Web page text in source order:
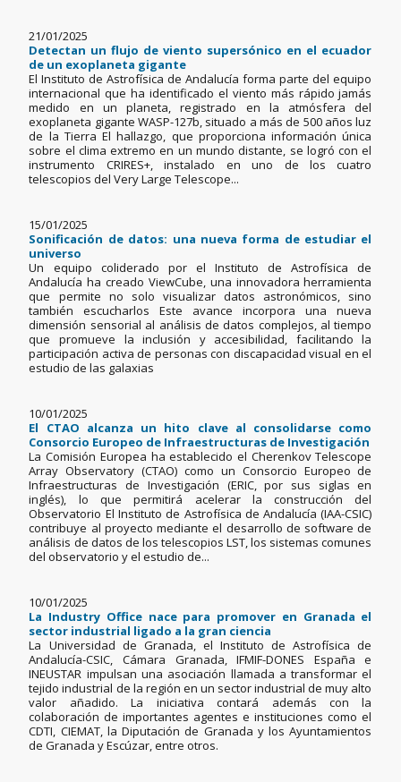
21/01/2025
Detectan un flujo de viento supersónico en el ecuador
de un exoplaneta gigante
El Instituto de Astrofísica de Andalucía forma parte del equipo
internacional que ha identificado el viento más rápido jamás
medido en un planeta, registrado en la atmósfera del
exoplaneta gigante WASP-127b, situado a más de 500 años luz
de la Tierra El hallazgo, que proporciona información única
sobre el clima extremo en un mundo distante, se logró con el
instrumento CRIRES+, instalado en uno de los cuatro
telescopios del Very Large Telescope...
15/01/2025
Sonificación de datos: una nueva forma de estudiar el
universo
Un equipo coliderado por el Instituto de Astrofísica de
Andalucía ha creado ViewCube, una innovadora herramienta
que permite no solo visualizar datos astronómicos, sino
también escucharlos Este avance incorpora una nueva
dimensión sensorial al análisis de datos complejos, al tiempo
que promueve la inclusión y accesibilidad, facilitando la
participación activa de personas con discapacidad visual en el
estudio de las galaxias
10/01/2025
El CTAO alcanza un hito clave al consolidarse como
Consorcio Europeo de Infraestructuras de Investigación
La Comisión Europea ha establecido el Cherenkov Telescope
Array Observatory (CTAO) como un Consorcio Europeo de
Infraestructuras de Investigación (ERIC, por sus siglas en
inglés), lo que permitirá acelerar la construcción del
Observatorio El Instituto de Astrofísica de Andalucía (IAA-CSIC)
contribuye al proyecto mediante el desarrollo de software de
análisis de datos de los telescopios LST, los sistemas comunes
del observatorio y el estudio de...
10/01/2025
La Industry Office nace para promover en Granada el
sector industrial ligado a la gran ciencia
La Universidad de Granada, el Instituto de Astrofísica de
Andalucía-CSIC, Cámara Granada, IFMIF-DONES España e
INEUSTAR impulsan una asociación llamada a transformar el
tejido industrial de la región en un sector industrial de muy alto
valor añadido. La iniciativa contará además con la
colaboración de importantes agentes e instituciones como el
CDTI, CIEMAT, la Diputación de Granada y los Ayuntamientos
de Granada y Escúzar, entre otros.